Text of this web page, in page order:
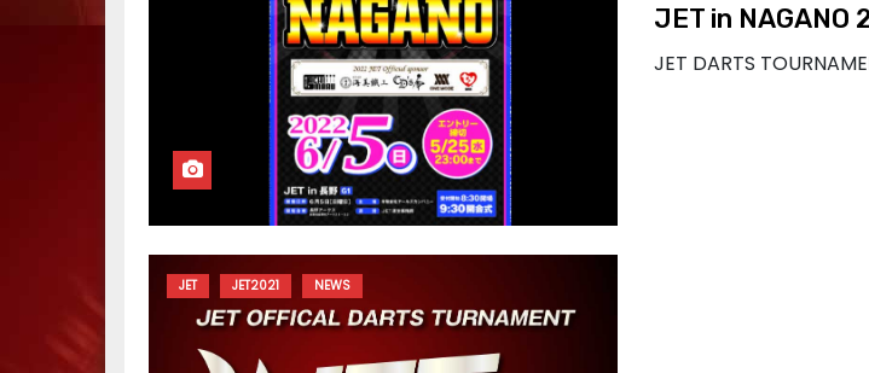
JET in NAGANO
JET DARTS
JET JET2021 NEWS